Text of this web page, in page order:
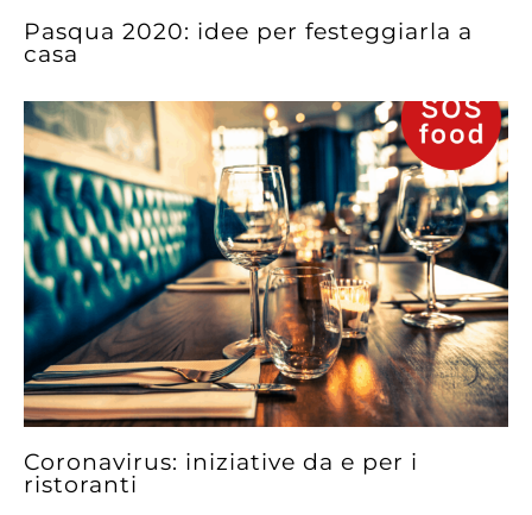
Pasqua 2020: idee per festeggiarla a
casa
Coronavirus: iniziative da e per i
ristoranti